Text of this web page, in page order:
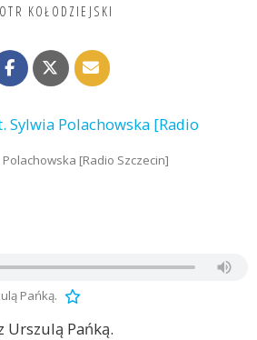
KOŁODZIEJSKI
[Radio Szczecin]
Pańką.
Urszulą Pańką.